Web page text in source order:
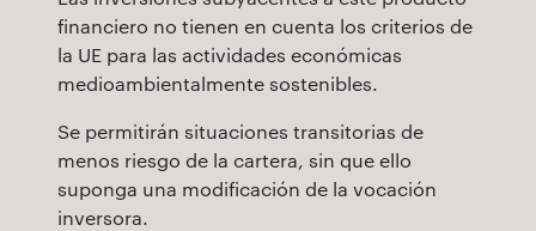
financiero no tienen en cuenta los criterios de
la UE para las actividades económicas
medioambientalmente sostenibles.
Se permitirán situaciones transitorias de
menos riesgo de la cartera, sin que ello
suponga una modificación de la vocación
inversora.